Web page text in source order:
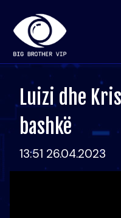
Luizi dhe
bashkë
13:51 26.04.2023